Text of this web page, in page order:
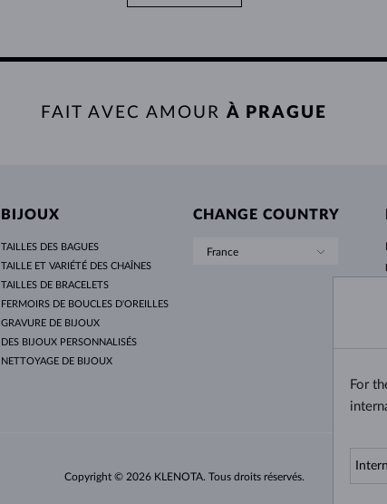
FAIT AVEC AMOUR À PRAGUE
BIJOUX
TAILLES DES BAGUES
TAILLE ET VARIÉTÉ DES CHAÎNES
TAILLES DE BRACELETS
FERMOIRS DE BOUCLES D'OREILLES
GRAVURE DE BIJOUX
DES BIJOUX PERSONNALISÉS
NETTOYAGE DE BIJOUX
CHANGE COUNTRY
France
Copyright © 2026 KLENOTA. Tous droits réservés.
For